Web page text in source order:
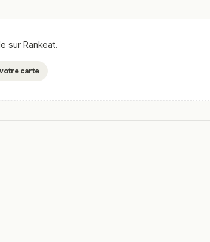
sur Rankeat.
carte